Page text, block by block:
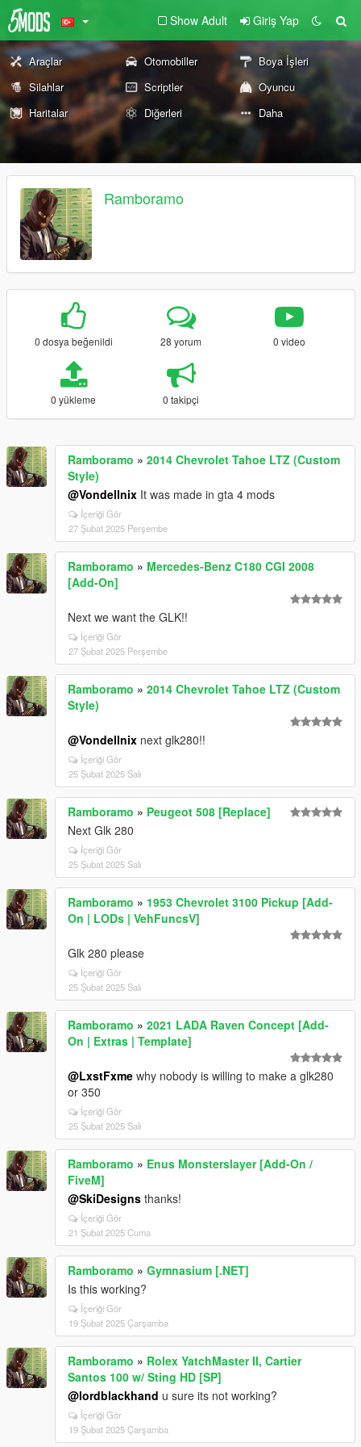
Show Adult Giriş Yap
Araçlar Otomobiller
Boya İşleri
Silahlar
Scriptler
Oyuncu
Haritalar
Diğerleri Daha
Ramboramo
0 dosya beğenildi 28 yorum 0 video
0 yükleme 0 takipçi
Ramboramo » 2014 Chevrolet Tahoe LTZ (Custom
Style)
@Vondellnix It was made in gta 4 mods
İçeriği Gör
27 Şubat 2025 Perşembe
Ramboramo » Mercedes-Benz C180 CGI 2008
[Add-On]
Next we want the GLK!!
İçeriği Gör
27 Şubat 2025 Perşembe
Ramboramo » 2014 Chevrolet Tahoe LTZ (Custom
Style)
@Vondellnix next glk280!!
İçeriği Gör
25 Şubat 2025 Salı
Ramboramo » Peugeot 508 [Replace]
Next Glk 280
İçeriği Gör
25 Şubat 2025 Salı
Ramboramo » 1953 Chevrolet 3100 Pickup [Add-
On | LODs | VehFuncsV]
Glk 280 please
İçeriği Gör
25 Şubat 2025 Salı
Ramboramo » 2021 LADA Raven Concept [Add-
On | Extras | Template]
@LxstFxme why nobody is willing to make a glk280
or 350
İçeriği Gör
25 Şubat 2025 Salı
Ramboramo » Enus Monsterslayer [Add-On /
FiveM]
@SkiDesigns thanks!
İçeriği Gör
21 Şubat 2025 Cuma
Ramboramo » Gymnasium [.NET]
Is this working?
İçeriği Gör
19 Şubat 2025 Çarşamba
Ramboramo » Rolex YatchMaster II, Cartier
Santos 100 w/ Sting HD [SP]
@lordblackhand u sure its not working?
İçeriği Gör
19 Şubat 2025 Çarşamba